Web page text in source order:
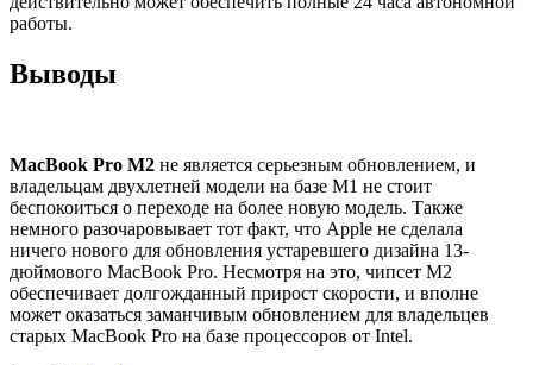
работы.
Выводы
MacBook Pro M2 не является серьезным обновлением, и
владельцам двухлетней модели на базе M1 не стоит
беспокоиться о переходе на более новую модель. Также
немного разочаровывает тот факт, что Apple не сделала
ничего нового для обновления устаревшего дизайна 13-
дюймового MacBook Pro. Несмотря на это, чипсет M2
обеспечивает долгожданный прирост скорости, и вполне
может оказаться заманчивым обновлением для владельцев
старых MacBook Pro на базе процессоров от Intel.